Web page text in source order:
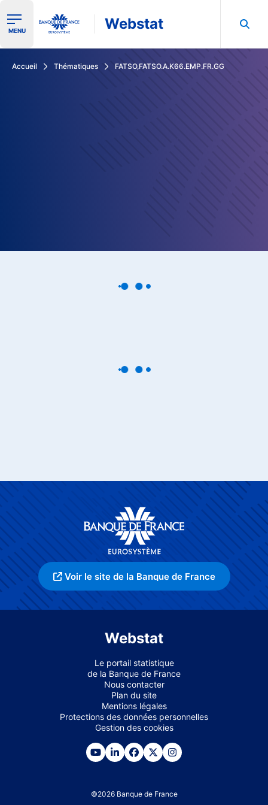
Ouvrir le menu de navigation
MENU Webstat
Accueil Thématiques FATSO,FATSO.A.K66.EMP.FR.GG
Voir le site de la Banque de France
Webstat
Le portail statistique
de la Banque de France
Nous contacter
Plan du site
Mentions légales
Protections des données personnelles
Gestion des cookies
©2026 Banque de France